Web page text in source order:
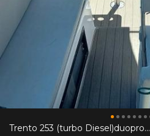
Trento 253 (turbo Diesel)duopro...